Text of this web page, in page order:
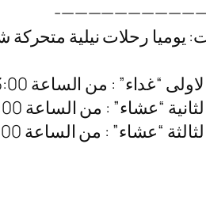
يوميا رحلات نيلية متحركة
“غداء” : من الساعة 03:00 م – 06:00 م
“عشاء” : من الساعة 07:00 م – 10:00 م
“عشاء” : من الساعة 10:00 م – 01:00 ص